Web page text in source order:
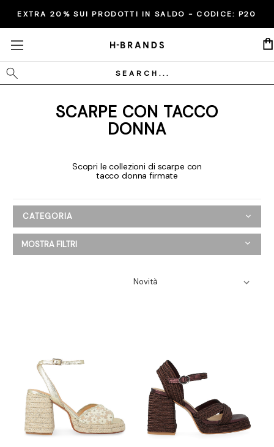
EXTRA 20% SUI PRODOTTI IN SALDO - CODICE: P20
Cerca
SCARPE CON TACCO
DONNA
Scopri le collezioni di scarpe con
tacco donna firmate
CATEGORIA
Donna
Slipper e Sabot
Sneakers
Stivaletti
Stivali
Stringate
MOSTRA FILTRI